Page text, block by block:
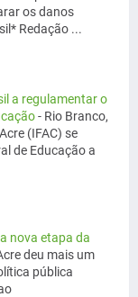
os danos
Redação ...
a regulamentar o
- Rio Branco,
(IFAC) se
de Educação a
nova etapa da
deu mais um
pública